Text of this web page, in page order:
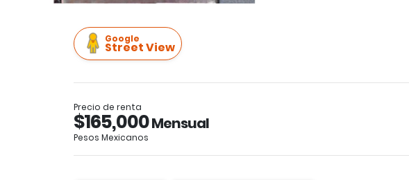
Google
Street View
Precio de renta
$165,000Mensual
Pesos Mexicanos